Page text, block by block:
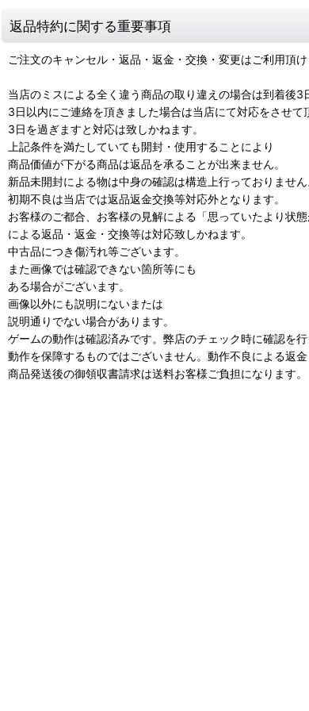
返品特約に関する重要事項
ご注文のキャンセル・返品・返金・交換・変更はご利用頂け
当店のミスによる全く違う商品の取り違えの場合は到着後3
3日以内にご連絡を頂きました場合は当店にて対応をさせて
3日を過ぎますと対応は致しかねます。
上記条件を満たしていても開封・使用することにより
商品価値が下がる商品は返品を承ることが出来ません。
新品未開封による物は中身の確認は構造上行っておりません
初期不良は当店では返品返金交換等対応外となります。
お客様のご都合、お客様の見解による「思っていたより状
による返品・返金・交換等は対応致しかねます。
中古品につき傷汚れ等ございます。
また画像では確認できない箇所等にも
ある場合がございます。
画像以外にも説明にないまたは
説明通りでない場合があります。
ゲームの動作は確認済みです。弊店のチェック時に確認を
動作を保障するものではございません。動作不良による返
商品発送後の御領収書請求は送料お客様ご負担になります。